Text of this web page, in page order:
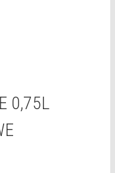
0,75L